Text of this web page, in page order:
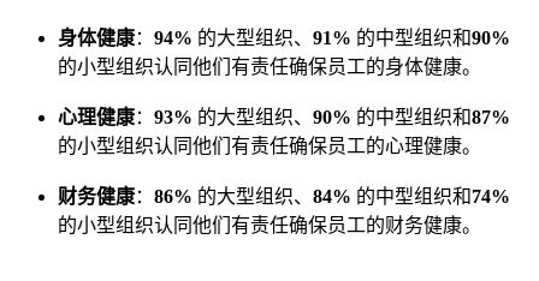
身体健康： 94% 的大型组织、 91% 的中型组织和90%
的小型组织认同他们有责任确保员工的身体健康。
心理健康： 93% 的大型组织、 90% 的中型组织和87%
的小型组织认同他们有责任确保员工的心理健康。
财务健康： 86% 的大型组织、 84% 的中型组织和74%
的小型组织认同他们有责任确保员工的财务健康。